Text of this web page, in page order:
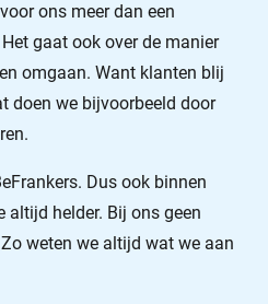
ons meer dan een
gaat ook over de manier
omgaan. Want klanten blij
doen we bijvoorbeeld door
Dus ook binnen
altijd helder. Bij ons geen
weten we altijd wat we aan